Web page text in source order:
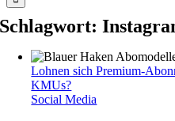
Schlagwort:
Lohnen sich Premium-
KMUs?
Social Media